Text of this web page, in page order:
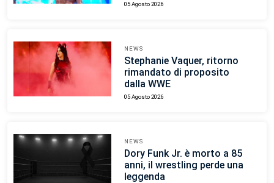
05 Agosto 2026
NEWS
Stephanie Vaquer, ritorno
rimandato di proposito
dalla WWE
05 Agosto 2026
NEWS
Dory Funk Jr. è morto a 85
anni, il wrestling perde una
leggenda